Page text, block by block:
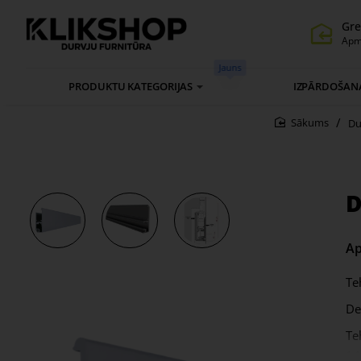
PRODUKTU KATEGORIJAS
Jauns